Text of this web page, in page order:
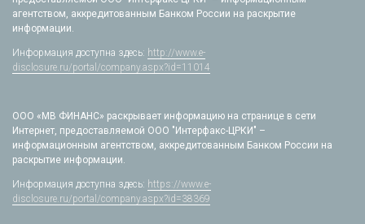
агентством, аккредитованным Банком России на раскрытие
информации.
Информация доступна здесь: http://www.e-
disclosure.ru/portal/company.aspx?id=11014
ООО «МВ ФИНАНС» раскрывает информацию на странице в сети
Интернет, предоставляемой ООО "Интерфакс-ЦРКИ" –
информационным агентством, аккредитованным Банком России на
раскрытие информации.
Информация доступна здесь: https://www.e-
disclosure.ru/portal/company.aspx?id=38369